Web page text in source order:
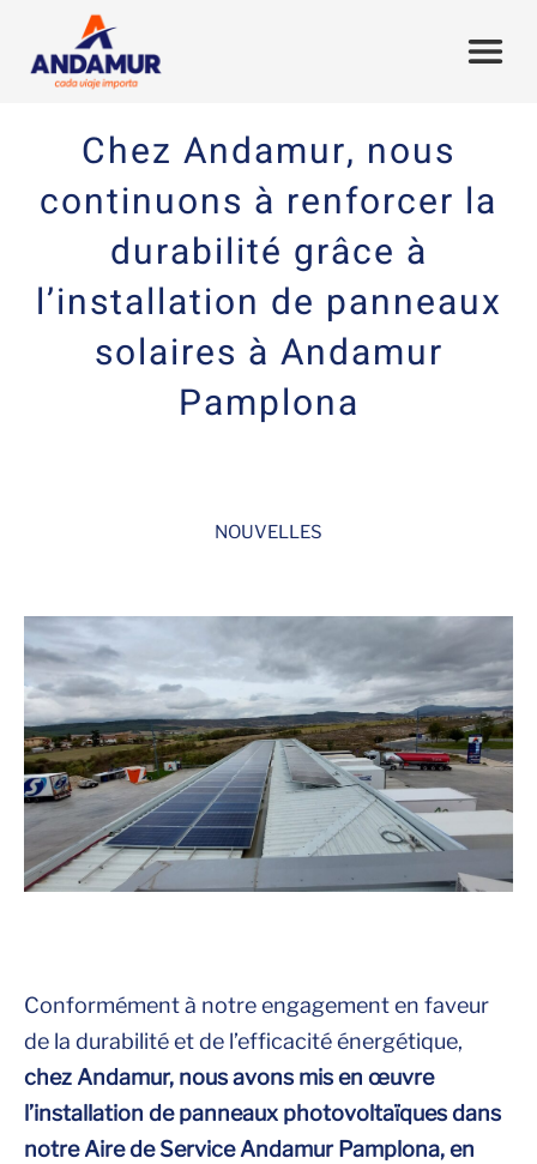
Chez Andamur, nous
continuons à renforcer la
durabilité grâce à
l’installation de panneaux
solaires à Andamur
Pamplona
NOUVELLES
Conformément à notre engagement en faveur
de la durabilité et de l’efficacité énergétique,
chez Andamur, nous avons mis en œuvre
l’installation de panneaux photovoltaïques dans
notre Aire de Service Andamur Pamplona, en